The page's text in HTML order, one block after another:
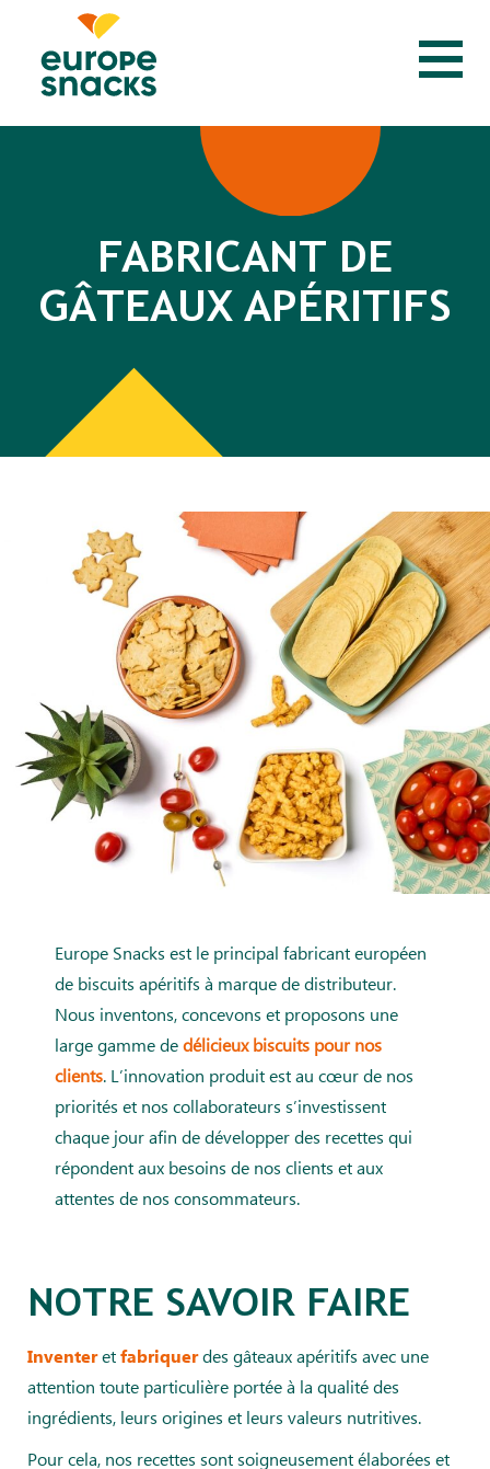
FABRICANT DE
GÂTEAUX APÉRITIFS
Europe Snacks est le principal fabricant européen
de biscuits apéritifs à marque de distributeur.
Nous inventons, concevons et proposons une
large gamme dedélicieux biscuits pour nos
clients. L’innovation produit est au cœur de nos
priorités et nos collaborateurs s’investissent
chaque jour afin de développer des recettes qui
répondent aux besoins de nos clients et aux
attentes de nos consommateurs.
NOTRE SAVOIR FAIRE
Inventeret fabriquerdes gâteaux apéritifs avec une
attention toute particulière portée à la qualité des
ingrédients, leurs origines et leurs valeurs nutritives.
Pour cela, nos recettes sont soigneusement élaborées et